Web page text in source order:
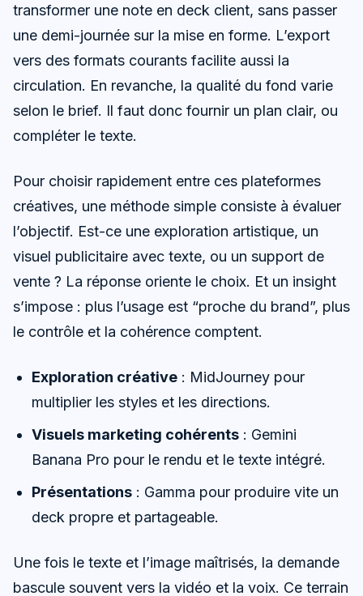
transformer une note en deck client, sans passer
une demi-journée sur la mise en forme. L’export
vers des formats courants facilite aussi la
circulation. En revanche, la qualité du fond varie
selon le brief. Il faut donc fournir un plan clair, ou
compléter le texte.
Pour choisir rapidement entre ces plateformes
créatives, une méthode simple consiste à évaluer
l’objectif. Est-ce une exploration artistique, un
visuel publicitaire avec texte, ou un support de
vente ? La réponse oriente le choix. Et un insight
s’impose : plus l’usage est “proche du brand”, plus
le contrôle et la cohérence comptent.
Exploration créative : MidJourney pour
multiplier les styles et les directions.
Visuels marketing cohérents : Gemini
Banana Pro pour le rendu et le texte intégré.
Présentations : Gamma pour produire vite un
deck propre et partageable.
Une fois le texte et l’image maîtrisés, la demande
bascule souvent vers la vidéo et la voix. Ce terrain